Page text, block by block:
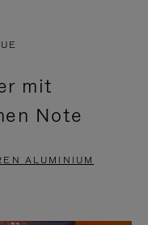
mit
Note
ALUMINIUM